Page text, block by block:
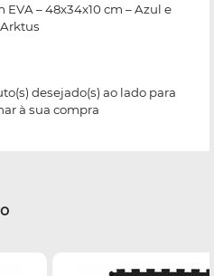
EVA – 48x34x10 cm – Azul e
desejado(s) ao lado para
à sua compra